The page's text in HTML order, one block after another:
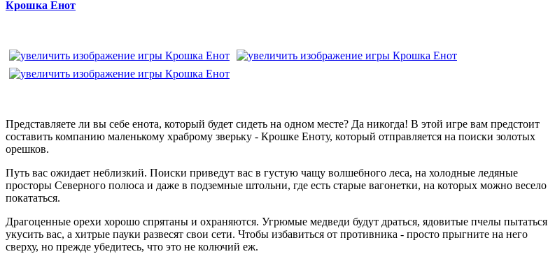
Крошка Енот
Представляете ли вы себе енота, который будет сидеть на одном месте? Да никогда! В этой игре вам предстоит
составить компанию маленькому храброму зверьку - Крошке Еноту, который отправляется на поиски золотых
орешков.
Путь вас ожидает неблизкий. Поиски приведут вас в густую чащу волшебного леса, на холодные ледяные
просторы Северного полюса и даже в подземные штольни, где есть старые вагонетки, на которых можно весело
покататься.
Драгоценные орехи хорошо спрятаны и охраняются. Угрюмые медведи будут драться, ядовитые пчелы пытаться
укусить вас, а хитрые пауки развесят свои сети. Чтобы избавиться от противника - просто прыгните на него
сверху, но прежде убедитесь, что это не колючий еж.